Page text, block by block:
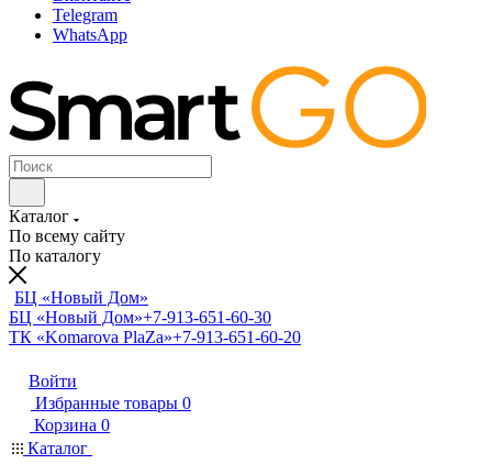
Telegram
WhatsApp
Каталог
По всему сайту
По каталогу
БЦ «Новый Дом»
БЦ «Новый Дом»+7-913-651-60-30
ТК «Komarova PlaZa»+7-913-651-60-20
Войти
Избранные товары 0
Корзина 0
Каталог